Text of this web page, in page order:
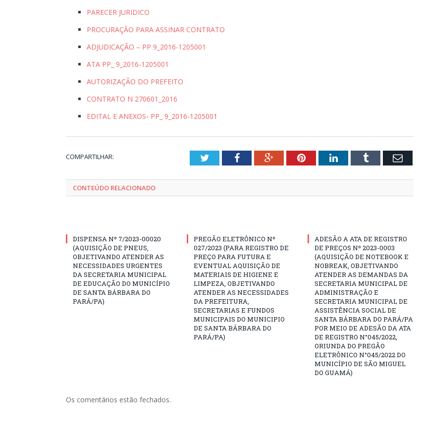
PARECER JURIDICO
PROCURAÇÃO PARA ASSINAR CONTRATO
ADJUDICAÇÃO – PP 9_2016-1205001
ATA PP_ 9_2016-1205001
AUTORIZAÇÃO DO PREFEITO
CONTRATO N 270601_2016
EDITAL E ANEXOS- PP_ 9_2016-1205001
COMPARTILHAR: TwitterFacebookGoogle+PinterestLinkedInTumblr Email
CONTEÚDO RELACIONADO
DISPENSA Nº 7/2023-00020
(AQUISIÇÃO DE PNEUS,
OBJETIVANDO ATENDER AS
NECESSIDADES URGENTES
DA SECRETARIA MUNICIPAL
DE EDUCAÇÃO DO MUNICÍPIO
DE SANTA BÁRBARA DO
PARÁ/PA)
PREGÃO ELETRÔNICO Nº
027/2023 (PARA REGISTRO DE
PREÇO PARA FUTURA E
EVENTUAL AQUISIÇÃO DE
MATERIAIS DE HIGIENE E
LIMPEZA, OBJETIVANDO
ATENDER AS NECESSIDADES
DA PREFEITURA,
SECRETARIAS E FUNDOS
MUNICIPAIS DO MUNICIPIO
DE SANTA BÁRBARA DO
PARÁ/PA)
ADESÃO A ATA DE REGISTRO
DE PREÇOS Nº 2023-0003
(AQUISIÇÃO DE NOTEBOOK E
NOBREAK, OBJETIVANDO
ATENDER AS DEMANDAS DA
SECRETARIA MUNICIPAL DE
ADMINISTRAÇÃO E
SECRETARIA MUNICIPAL DE
ASSISTÊNCIA SOCIAL DE
SANTA BÁRBARA DO PARÁ/PA
POR MEIO DE ADESÃO DA ATA
DE REGISTRO N°045/2022,
ORIUNDA DO PREGÃO
ELETRÔNICO N°045/2022 DO
MUNICÍPIO DE SÃO MIGUEL
DO GUAMÁ)
Os comentários estão fechados.